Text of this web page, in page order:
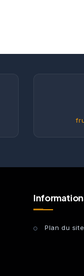
Plan du site